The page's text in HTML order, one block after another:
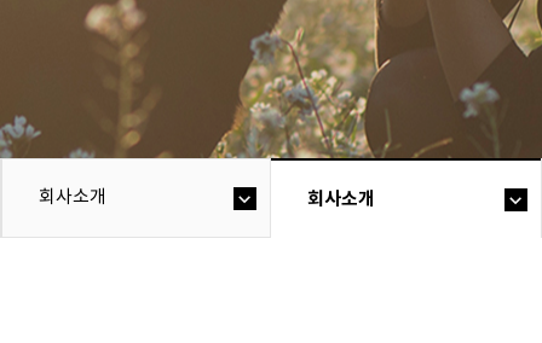
회사소개 회사소개